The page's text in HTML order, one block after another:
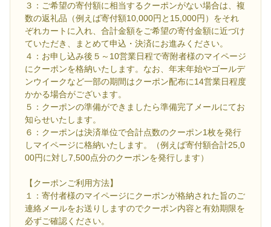
３：ご希望の寄付額に相当するクーポンがない場合は、複
数の返礼品（例えば寄付額10,000円と15,000円）をそれ
ぞれカートに入れ、合計金額をご希望の寄付金額に近づけ
ていただき、まとめて申込・決済にお進みください。
４：お申し込み後５～10営業日程で寄附者様のマイページ
にクーポンを格納いたします。なお、年末年始やゴールデ
ンウイークなど一部の期間はクーポン配布に14営業日程度
かかる場合がございます。
５：クーポンの準備ができましたら準備完了メールにてお
知らせいたします。
６：クーポンは決済単位で合計点数のクーポン1枚を発行
しマイページに格納いたします。（例えば寄付額合計25,0
00円に対し7,500点分のクーポンを発行します）
【クーポンご利用方法】
１：寄付者様のマイページにクーポンが格納された旨のご
連絡メールをお送りしますのでクーポン内容と有効期限を
必ずご確認ください。